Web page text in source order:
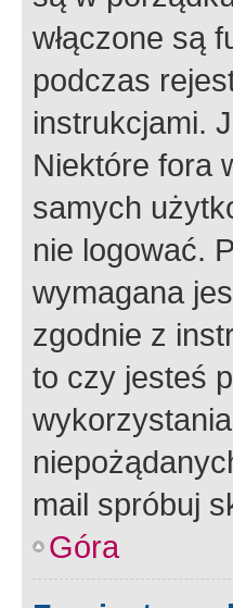
włączone są
podczas
instrukcjami.
Niektóre fora
samych
nie logować.
wymagana
zgodnie z
to czy jesteś
mail spróbuj
Góra